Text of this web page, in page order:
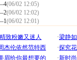
(06/02 12:05)
(06/02 12:02)
(06/02 12:01)